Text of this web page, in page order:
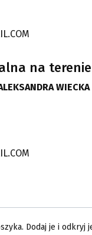
na terenie
WIECKA
Dodaj je i odkryj